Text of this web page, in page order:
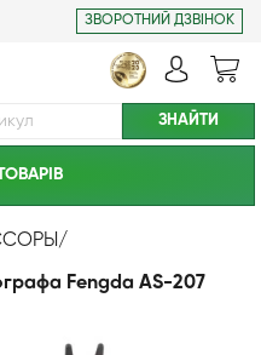
ЗВОРОТНИЙ ДЗВІНОК
/
Fengda AS-207